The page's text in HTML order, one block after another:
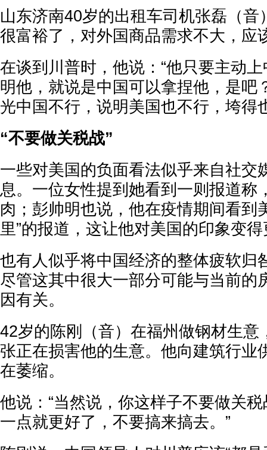
山东济南40岁的出租车司机张磊（音
很富裕了，对外国商品需求不大，应
在谈到川普时，他说：“他只要主动
明他，就说是中国可以拿捏他，是吧
光中国不行，说明美国也不行，垮得
“不要做关税战”
一些对美国的负面看法似乎来自社交
息。一位女性提到她看到一则报道称
肉；彭帅明也说，他在疫情期间看到
里”的报道，这让他对美国的印象变
也有人似乎将中国经济的整体疲软归
尽管这其中很大一部分可能与当前的
因有关。
42岁的陈刚（音）在福州做钢材生意
张正在损害他的生意。他向建筑行业
在萎缩。
他说：“当然说，你这样子不要做关
一点就更好了，不要搞来搞去。”